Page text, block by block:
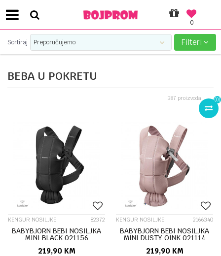
0
SIGURNO PLAĆANJE PLATNIM KARTICAMA!
(0)
BEBA U POKRETU
Sortiraj Filteri
387 proizvoda
KENGUR NOSILJKE 82372
BABYBJORN BEBI NOSILJKA
MINI BLACK 021156
219,90 KM
KENGUR NOSILJKE 2166340
BABYBJORN BEBI NOSILJKA
MINI DUSTY OINK 021114
219,90 KM